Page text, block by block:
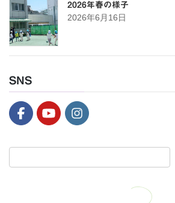
2026年春の様子
2026年6月16日
SNS